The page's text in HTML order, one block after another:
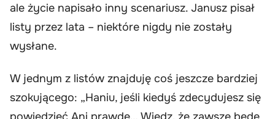
ale życie napisało inny scenariusz. Janusz pisał
listy przez lata – niektóre nigdy nie zostały
wysłane.
W jednym z listów znajduję coś jeszcze bardziej
szokującego: „Haniu, jeśli kiedyś zdecydujesz się